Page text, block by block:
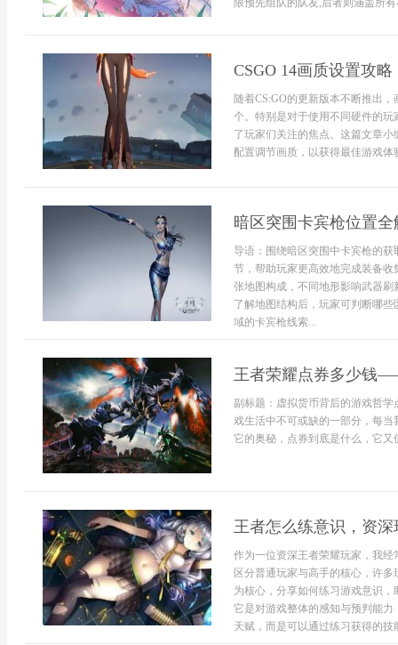
限预先组队的队友,后者则涵盖所
CSGO 14画质设置攻略
随着CS:GO的更新版本不断推出
个。特别是对于使用不同硬件的
了玩家们关注的焦点。这篇文章
配置调节画质，以获得最佳游戏体
暗区突围卡宾枪位置全
导语：围绕暗区突围中卡宾枪的
节，帮助玩家更高效地完成装备
张地图构成，不同地形影响武器
了解地图结构后，玩家可判断哪
域的卡宾枪线索...
王者荣耀点券多少钱
副标题：虚拟货币背后的游戏哲
戏生活中不可或缺的一部分，每
它的奥秘，点券到底是什么，它又
王者怎么练意识，资
作为一位资深王者荣耀玩家，我
区分普通玩家与高手的核心，许
为核心，分享如何练习游戏意识
它是对游戏整体的感知与预判能
天赋，而是可以通过练习获得的技